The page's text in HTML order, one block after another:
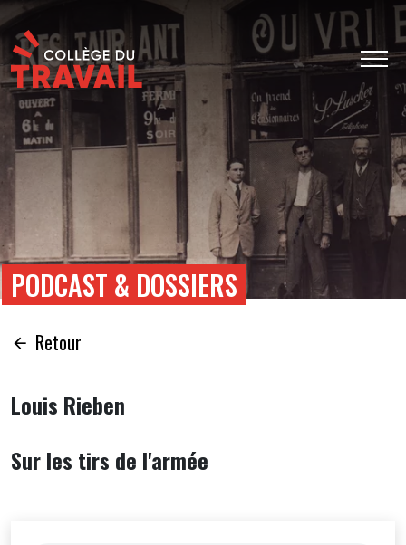
PODCAST & DOSSIERS
Retour
Louis Rieben
Sur les tirs de l'armée